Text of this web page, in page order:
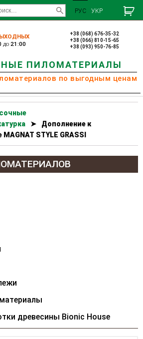
РУС УКР
до21:00
+38 (068) 676-35-32
+38 (066) 810-15-65
+38 (093) 950-76-85
ПИЛОМАТЕРИАЛЫ
по выгодным ценам
➤
Дополнение к
STYLE GRASSI
древесины Bionic House